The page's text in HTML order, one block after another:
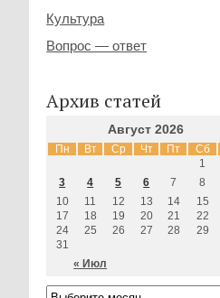
Культура
Вопрос — ответ
Архив статей
Август 2026
Пн Вт Ср Чт Пт Сб
« Июл
1
3
4 5 6 7 8
10
11 12 13 14 15
17
18 19 20 21 22
24
25 26 27 28 29
31